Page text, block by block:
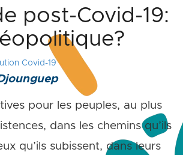
post-Covid-19:
Covid-19
pour les peuples, au plus
dans les chemins qu’ils
qu’ils subissent, dans leurs